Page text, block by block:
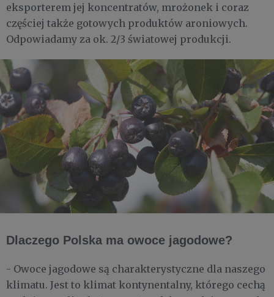
eksporterem jej koncentratów, mrożonek i coraz
częściej także gotowych produktów aroniowych.
Odpowiadamy za ok. 2/3 światowej produkcji.
Dlaczego Polska ma owoce jagodowe?
- Owoce jagodowe są charakterystyczne dla naszego
klimatu. Jest to klimat kontynentalny, którego cechą